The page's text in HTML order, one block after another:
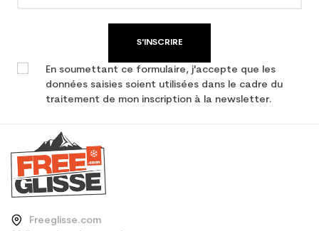
S'INSCRIRE
En soumettant ce formulaire, j'accepte que les
données saisies soient utilisées dans le cadre du
traitement de mon inscription à la newsletter.
Freeglisse.com